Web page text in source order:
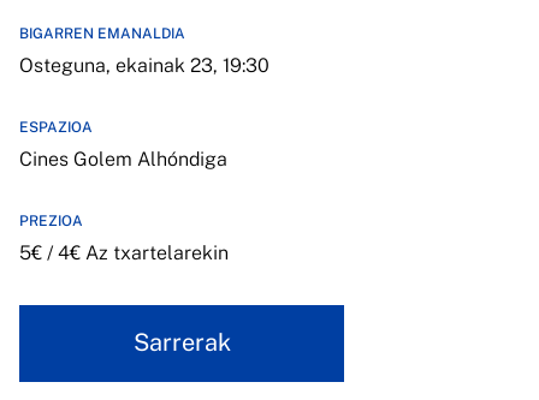
BIGARREN EMANALDIA
Osteguna, ekainak 23, 19:30
ESPAZIOA
Cines Golem Alhóndiga
PREZIOA
5€ / 4€ Az txartelarekin
Sarrerak